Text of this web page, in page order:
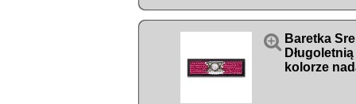
 Baretka
kolorze